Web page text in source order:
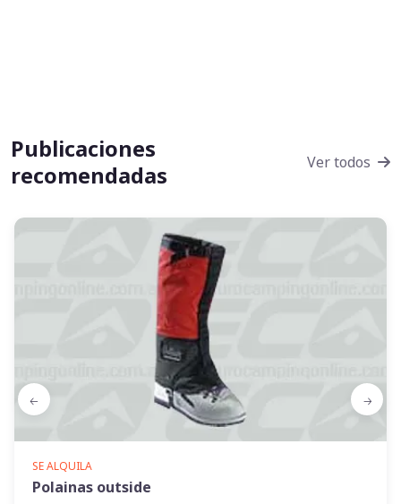
Publicaciones
recomendadas
Ver todos
SE ALQUILA
Polainas outside